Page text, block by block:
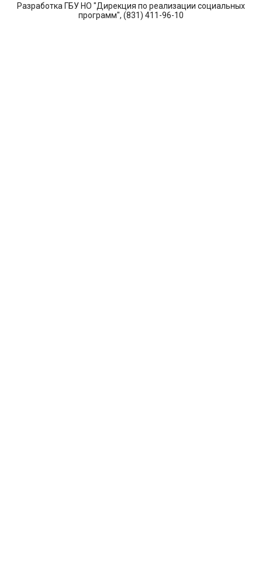
Разработка ГБУ НО "Дирекция по реализации социальных
программ", (831) 411-96-10